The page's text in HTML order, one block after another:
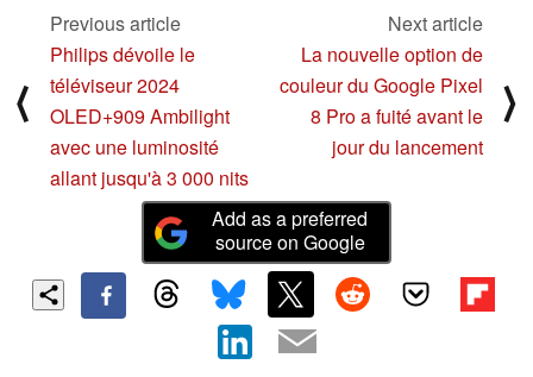
⟨
Previous article
Philips dévoile le
téléviseur 2024
OLED+909 Ambilight
avec une luminosité
allant jusqu'à 3 000 nits
Next article
La nouvelle option de
couleur du Google Pixel
8 Pro a fuité avant le
jour du lancement
⟩
Add as a preferred
source on Google